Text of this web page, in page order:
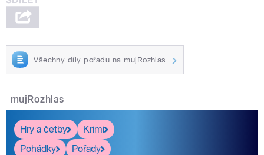
Všechny díly pořadu na mujRozhlas
mujRozhlas
Hry a četby
Krimi
Pohádky
Pořady